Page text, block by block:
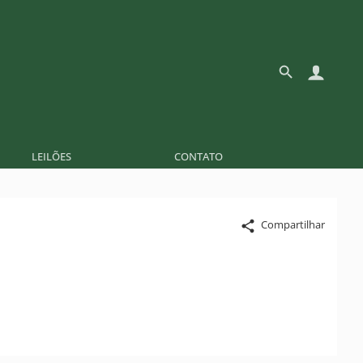
LEILÕES CONTATO
Compartilhar